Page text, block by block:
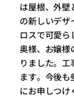
は屋根、外壁
の新しいデザ
ロスで可愛
奥様、お嬢様
りました。
ます。今後
にお申しつけ